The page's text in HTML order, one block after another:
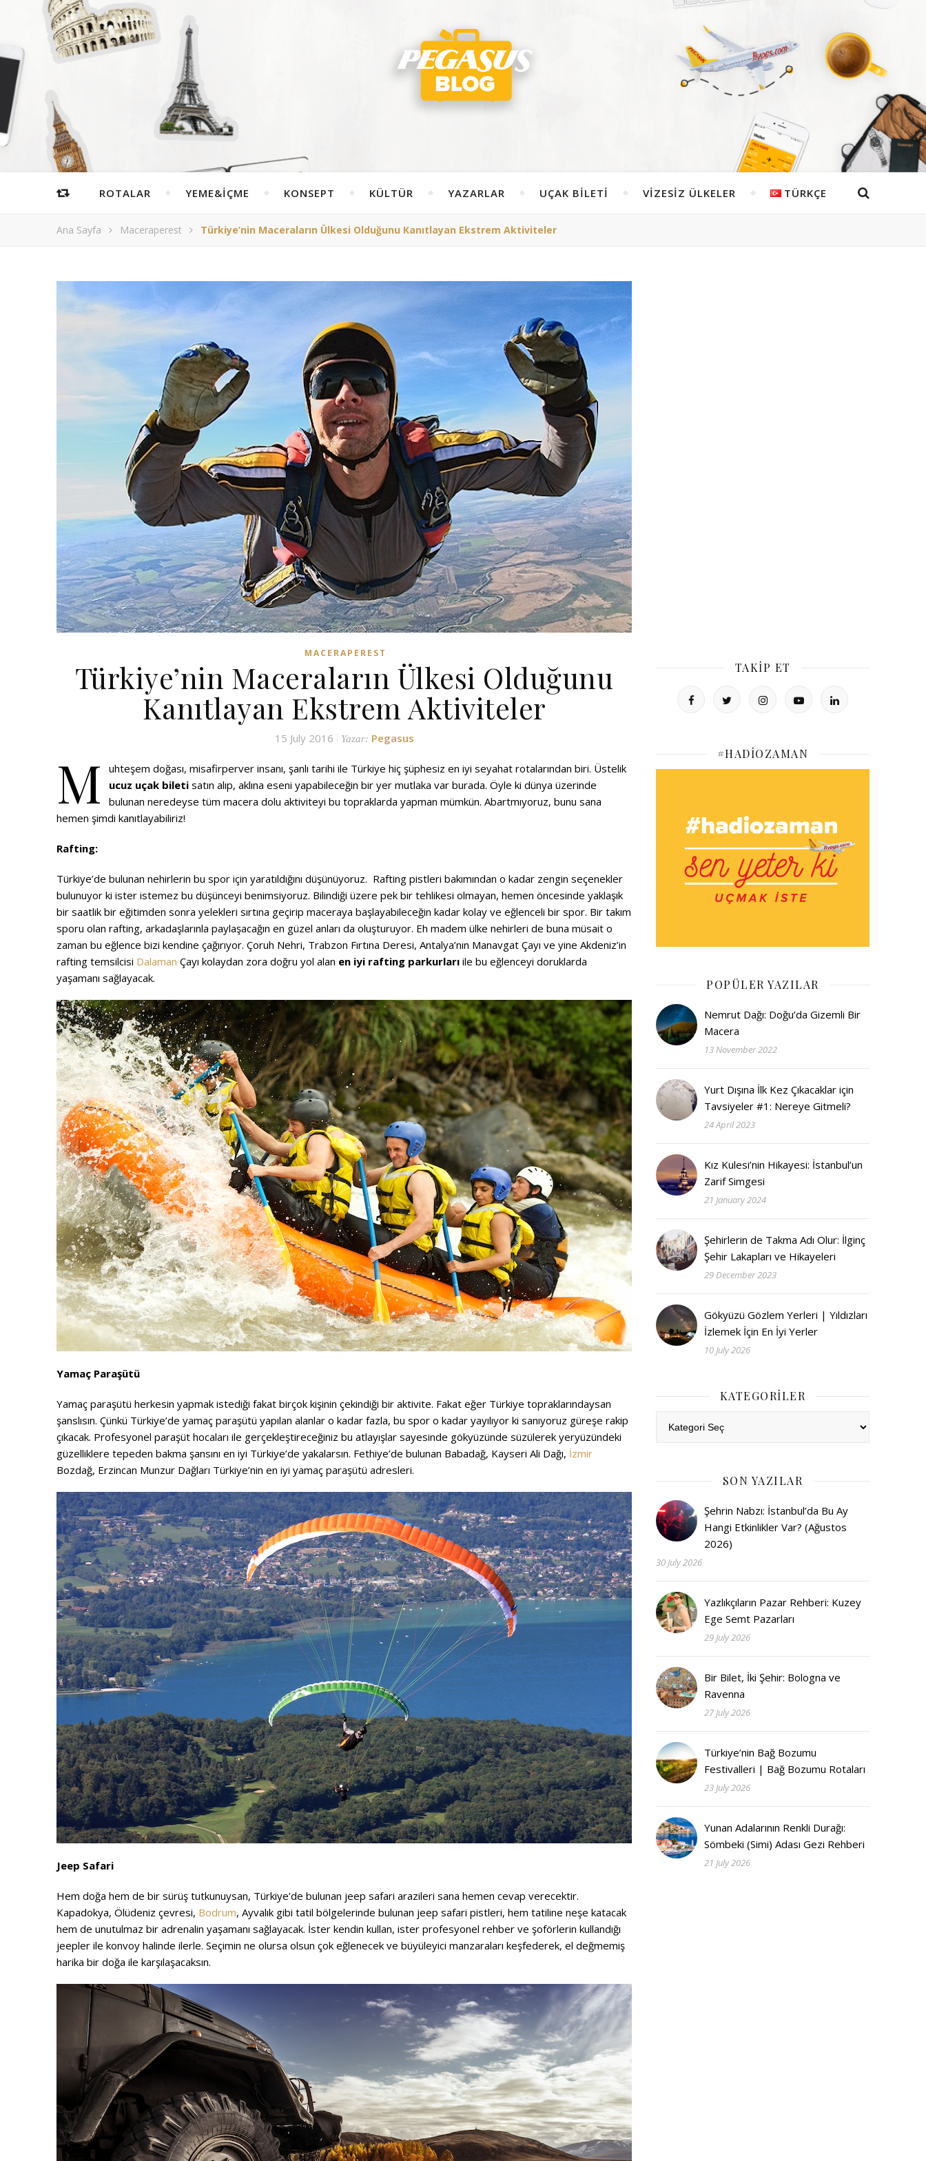
ROTALAR YEME&İÇME KONSEPT KÜLTÜR YAZARLAR UÇAK BILETI VIZESIZ ÜLKELER TÜRKÇE
Ana Sayfa Maceraperest Türkiye’nin Maceraların Ülkesi Olduğunu Kanıtlayan Ekstrem Aktiviteler
MACERAPEREST
Türkiye’nin Maceraların Ülkesi Olduğunu
Kanıtlayan Ekstrem Aktiviteler
15 July 2016 Yazar: Pegasus
M
uhteşem doğası, misafirperver insanı, şanlı tarihi ile Türkiye hiç şüphesiz en iyi seyahat rotalarından biri. Üstelik
ucuz uçak bileti satın alıp, aklına eseni yapabileceğin bir yer mutlaka var burada. Öyle ki dünya üzerinde
bulunan neredeyse tüm macera dolu aktiviteyi bu topraklarda yapman mümkün. Abartmıyoruz, bunu sana
hemen şimdi kanıtlayabiliriz!
Rafting:
Türkiye’de bulunan nehirlerin bu spor için yaratıldığını düşünüyoruz. Rafting pistleri bakımından o kadar zengin seçenekler
bulunuyor ki ister istemez bu düşünceyi benimsiyoruz. Bilindiği üzere pek bir tehlikesi olmayan, hemen öncesinde yaklaşık
bir saatlik bir eğitimden sonra yelekleri sırtına geçirip maceraya başlayabileceğin kadar kolay ve eğlenceli bir spor. Bir takım
sporu olan rafting, arkadaşlarınla paylaşacağın en güzel anları da oluşturuyor. Eh madem ülke nehirleri de buna müsait o
zaman bu eğlence bizi kendine çağırıyor. Çoruh Nehri, Trabzon Fırtına Deresi, Antalya’nın Manavgat Çayı ve yine Akdeniz’in
rafting temsilcisi Dalaman Çayı kolaydan zora doğru yol alan en iyi rafting parkurları ile bu eğlenceyi doruklarda
yaşamanı sağlayacak.
Yamaç Paraşütü
Yamaç paraşütü herkesin yapmak istediği fakat birçok kişinin çekindiği bir aktivite. Fakat eğer Türkiye topraklarındaysan
şanslısın. Çünkü Türkiye’de yamaç paraşütü yapılan alanlar o kadar fazla, bu spor o kadar yayılıyor ki sanıyoruz güreşe rakip
çıkacak. Profesyonel paraşüt hocaları ile gerçekleştireceğiniz bu atlayışlar sayesinde gökyüzünde süzülerek yeryüzündeki
güzelliklere tepeden bakma şansını en iyi Türkiye’de yakalarsın. Fethiye’de bulunan Babadağ, Kayseri Ali Dağı, İzmir
Bozdağ, Erzincan Munzur Dağları Türkiye’nin en iyi yamaç paraşütü adresleri.
Jeep Safari
Hem doğa hem de bir sürüş tutkunuysan, Türkiye’de bulunan jeep safari arazileri sana hemen cevap verecektir.
Kapadokya, Ölüdeniz çevresi, Bodrum, Ayvalık gibi tatil bölgelerinde bulunan jeep safari pistleri, hem tatiline neşe katacak
hem de unutulmaz bir adrenalin yaşamanı sağlayacak. İster kendin kullan, ister profesyonel rehber ve şoförlerin kullandığı
jeepler ile konvoy halinde ilerle. Seçimin ne olursa olsun çok eğlenecek ve büyüleyici manzaraları keşfederek, el değmemiş
harika bir doğa ile karşılaşacaksın.
TAKIP ET
#HADIOZAMAN
POPÜLER YAZILAR
Nemrut Dağı: Doğu’da Gizemli Bir
Macera
13 November 2022
Yurt Dışına İlk Kez Çıkacaklar için
Tavsiyeler #1: Nereye Gitmeli?
24 April 2023
Kız Kulesi’nin Hikayesi: İstanbul’un
Zarif Simgesi
21 January 2024
Şehirlerin de Takma Adı Olur: İlginç
Şehir Lakapları ve Hikayeleri
29 December 2023
Gökyüzü Gözlem Yerleri | Yıldızları
İzlemek İçin En İyi Yerler
10 July 2026
KATEGORILER
SON YAZILAR
Şehrin Nabzı: İstanbul’da Bu Ay
Hangi Etkinlikler Var? (Ağustos
2026)
30 July 2026
Yazlıkçıların Pazar Rehberi: Kuzey
Ege Semt Pazarları
29 July 2026
Bir Bilet, İki Şehir: Bologna ve
Ravenna
27 July 2026
Türkiye’nin Bağ Bozumu
Festivalleri | Bağ Bozumu Rotaları
23 July 2026
Yunan Adalarının Renkli Durağı:
Sömbeki (Simi) Adası Gezi Rehberi
21 July 2026